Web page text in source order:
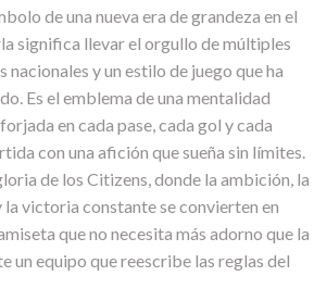
de una nueva era de grandeza en el
significa llevar el orgullo de múltiples
nacionales y un estilo de juego que ha
Es el emblema de una mentalidad
en cada pase, cada gol y cada
con una afición que sueña sin límites.
de los Citizens, donde la ambición, la
victoria constante se convierten en
que no necesita más adorno que la
un equipo que reescribe las reglas del